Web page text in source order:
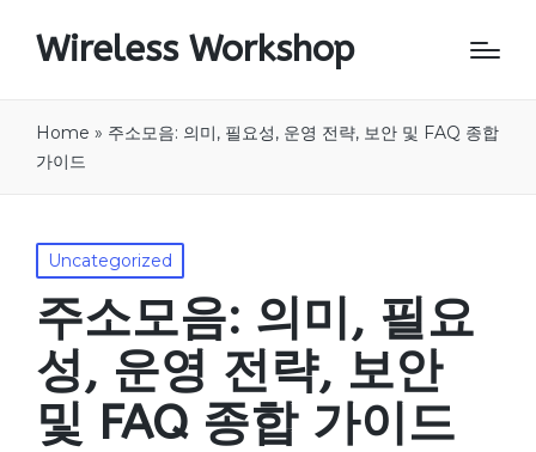
Wireless Workshop
Home » 주소모음: 의미, 필요성, 운영 전략, 보안 및 FAQ 종합
가이드
Posted
in
Uncategorized
주소모음: 의미, 필요
성, 운영 전략, 보안
및 FAQ 종합 가이드